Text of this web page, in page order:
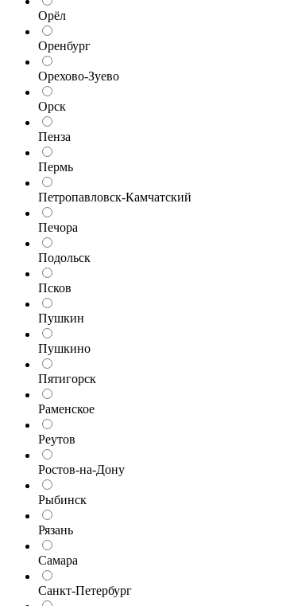
Орёл
Оренбург
Орехово-Зуево
Орск
Пенза
Пермь
Петропавловск-Камчатский
Печора
Подольск
Псков
Пушкин
Пушкино
Пятигорск
Раменское
Реутов
Ростов-на-Дону
Рыбинск
Рязань
Самара
Санкт-Петербург